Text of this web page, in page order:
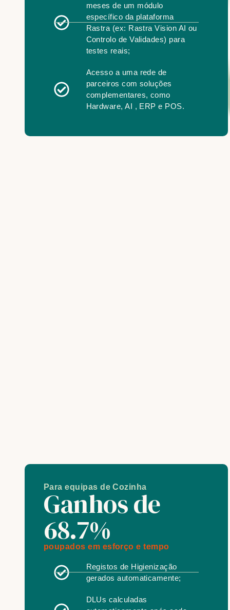
meses de um módulo
específico da plataforma
Rastra (ex: Rastra Vision AI ou
Controlo de Validades) para
testes reais;
Acesso a uma rede de
parceiros com soluções
complementares, como
Hardware, AI , ERP e POS.
Para equipas de Cozinha
Ganhos de
68.7%
poupados em esforço e tempo
Registos de Higienização
gerados automaticamente;
DLUs calculadas